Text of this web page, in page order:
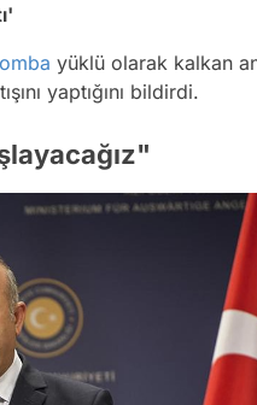
yüklü olarak kalkan
yaptığını bildirdi.